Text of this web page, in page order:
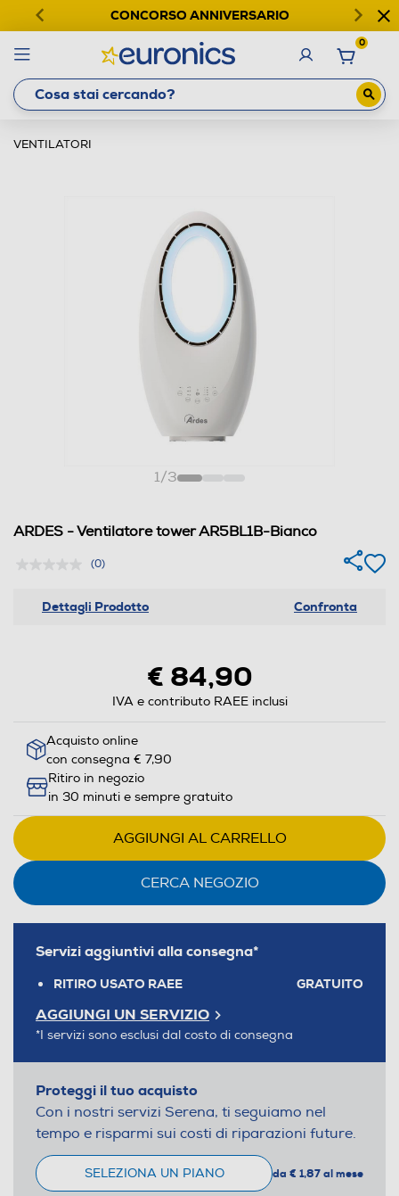
CONCORSO ANNIVERSARIO
0
VENTILATORI
1/3
ARDES - Ventilatore tower AR5BL1B-Bianco
(0)
Dettagli Prodotto Confronta
€ 84,90
IVA e contributo RAEE inclusi
Acquisto online
con consegna € 7,90
Ritiro in negozio
in 30 minuti e sempre gratuito
AGGIUNGI AL CARRELLO
CERCA NEGOZIO
Servizi aggiuntivi alla consegna*
RITIRO USATO RAEE GRATUITO
AGGIUNGI UN SERVIZIO
*I servizi sono esclusi dal costo di consegna
Proteggi il tuo acquisto
Con i nostri servizi Serena, ti seguiamo nel
tempo e risparmi sui costi di riparazioni future.
SELEZIONA UN PIANO da € 1,87 al mese